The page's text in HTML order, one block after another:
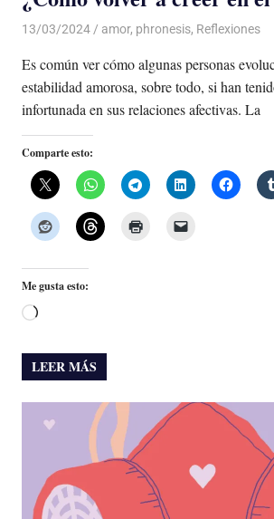
13/03/2024 De todo un Poco
amor, phronesis, Reflexiones
Es común ver cómo algunas personas
estabilidad amorosa, sobre todo, si han
infortunada en sus relaciones afectivas. La
Comparte esto:
Me gusta esto:
Cargando...
LEER MÁS